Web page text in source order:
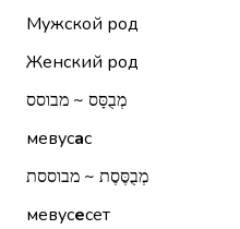
Мужской род
Женский род
מְבֻסָּס ~ מבוסס
мевусас
מְבֻסֶּסֶת ~ מבוססת
мевусесет